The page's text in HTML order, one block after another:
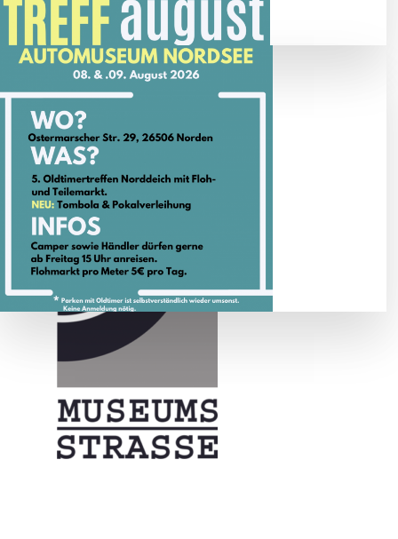
Ferienwohnung buchen
Rechtliches
Impressum
Datenschutzerklärung